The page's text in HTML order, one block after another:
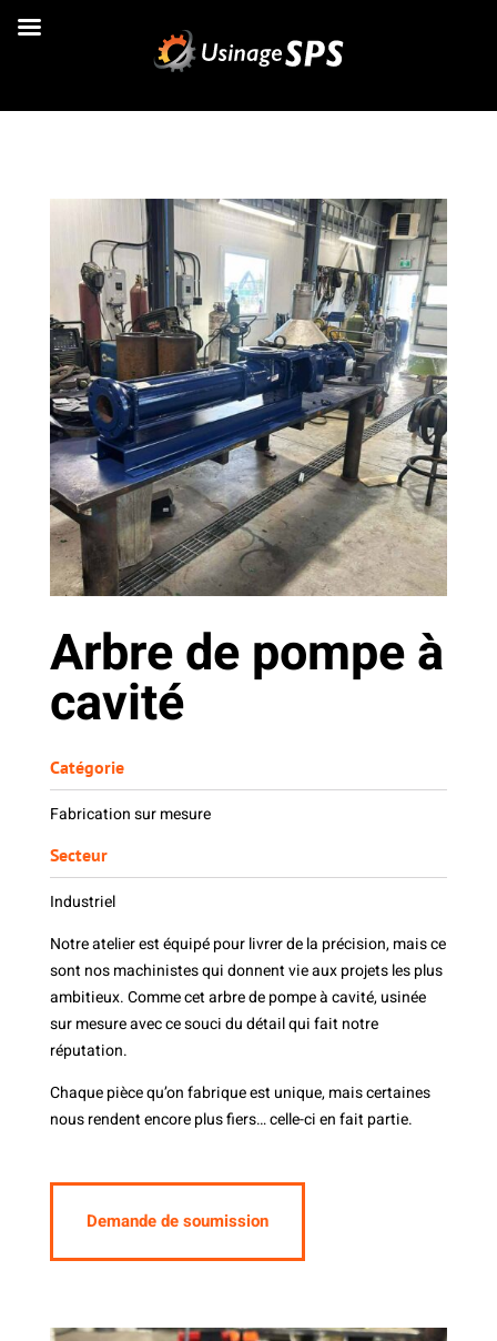
Arbre de pompe à
cavité
Catégorie
Fabrication sur mesure
Secteur
Industriel
Notre atelier est équipé pour livrer de la précision, mais ce
sont nos machinistes qui donnent vie aux projets les plus
ambitieux. Comme cet arbre de pompe à cavité, usinée
sur mesure avec ce souci du détail qui fait notre
réputation.
Chaque pièce qu’on fabrique est unique, mais certaines
nous rendent encore plus fiers… celle-ci en fait partie.
Demande de soumission